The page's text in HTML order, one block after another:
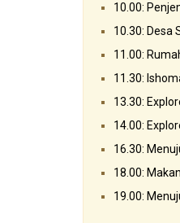
10.00:
10.30: Desa
11.00:
11.30:
13.30:
14.00:
16.30:
18.00:
19.00: